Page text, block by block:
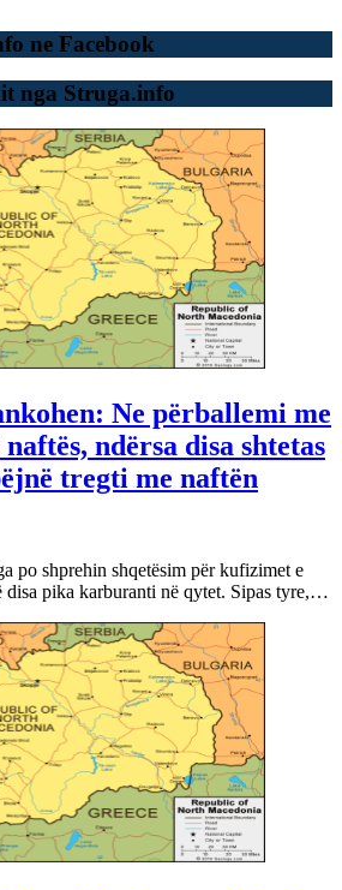
ne Facebook
nga Struga.info
Ne përballemi me
ndërsa disa shtetas
tregti me naftën
po shprehin shqetësim për kufizimet e
disa pika karburanti në qytet. Sipas tyre,…